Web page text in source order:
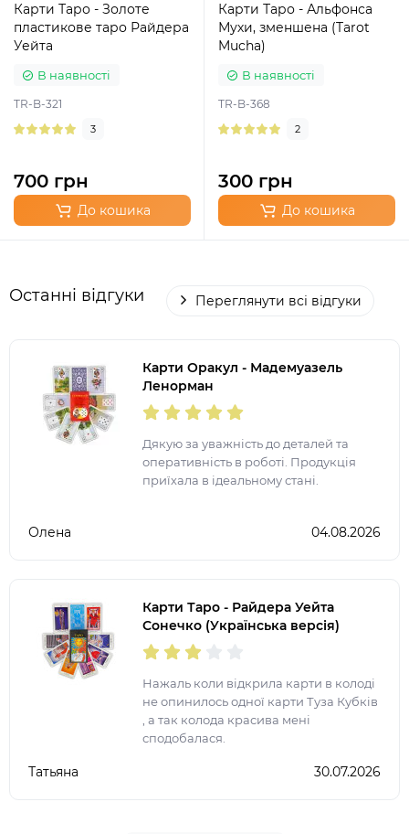
Карти Таро - Золоте
пластикове таро Райдера
Уейта
В наявності
TR-B-321
3
700 грн
До кошика
Карти Таро - Альфонса
Мухи, зменшена (Tarot
Mucha)
В наявності
TR-B-368
2
300 грн
До кошика
Останні відгуки Переглянути всі відгуки
Карти Оракул - Мадемуазель
Ленорман
Дякую за уважність до деталей та
оперативність в роботі. Продукція
приїхала в ідеальному стані.
Олена 04.08.2026
Карти Таро - Райдера Уейта
Сонечко (Українська версія)
Нажаль коли відкрила карти в колоді
не опинилось одної карти Туза Кубків
, а так колода красива мені
сподобалася.
Татьяна 30.07.2026